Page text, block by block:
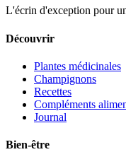
L'écrin d'exception pour
Découvrir
Plantes médicinales
Champignons
Recettes
Compléments
Journal
Bien-être